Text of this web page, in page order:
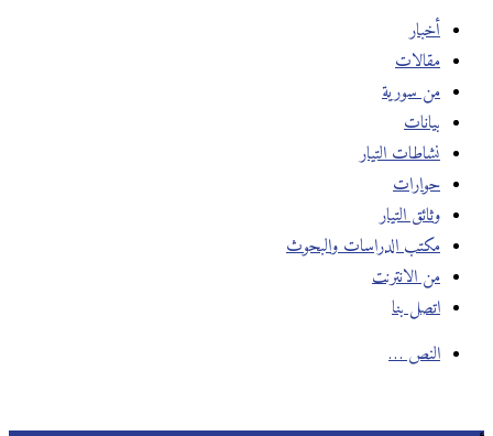
أخبار
مقالات
من سورية
بيانات
نشاطات التيار
حوارات
وثائق التيار
مكتب الدراسات والبحوث
من الانترنت
اتصل بنا
النص …